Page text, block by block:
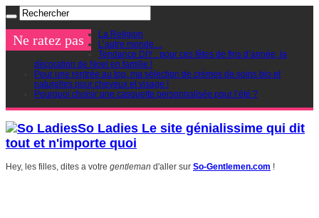
Ne ratez pas
La Religion
L’autre monde…
Tendance DIY : pour ces fêtes de fins d’année, la
décoration de Noel en famille !
Pour une rentrée au top, ma sélection de crèmes de soins bio et
naturelles pour cheveux et visage !
Pourquoi choisir une casquette personnalisée pour l’été ?
So Ladies Le site génialissime qui dit
tout et n'importe quoi
Hey, les filles, dites a votre gentleman d'aller sur So-Gentlemen.com !